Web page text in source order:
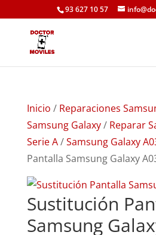
93 627 10 57
Inicio / Reparaciones
Samsung Galaxy/ Reparar
Serie A/Samsung Galaxy
Pantalla Samsung Galaxy
Sustitución
Samsung